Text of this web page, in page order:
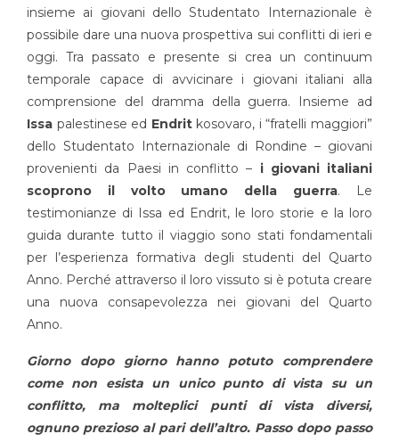
insieme ai giovani dello Studentato Internazionale è
possibile dare una nuova prospettiva sui conflitti di ieri e
oggi. Tra passato e presente si crea un continuum
temporale capace di avvicinare i giovani italiani alla
comprensione del dramma della guerra. Insieme ad
Issa palestinese ed Endrit kosovaro, i “fratelli maggiori”
dello Studentato Internazionale di Rondine – giovani
provenienti da Paesi in conflitto – i giovani italiani
scoprono il volto umano della guerra. Le
testimonianze di Issa ed Endrit, le loro storie e la loro
guida durante tutto il viaggio sono stati fondamentali
per l’esperienza formativa degli studenti del Quarto
Anno. Perché attraverso il loro vissuto si è potuta creare
una nuova consapevolezza nei giovani del Quarto
Anno.
Giorno dopo giorno hanno potuto comprendere
come non esista un unico punto di vista su un
conflitto, ma molteplici punti di vista diversi,
ognuno prezioso al pari dell’altro. Passo dopo passo